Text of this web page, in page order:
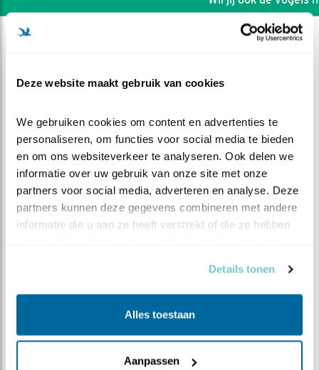
Deze website maakt gebruik van cookies
We gebruiken cookies om content en advertenties te
personaliseren, om functies voor social media te bieden
en om ons websiteverkeer te analyseren. Ook delen we
informatie over uw gebruik van onze site met onze
partners voor social media, adverteren en analyse. Deze
partners kunnen deze gegevens combineren met andere
informatie die u aan ze heeft verstrekt of die ze hebben
Details tonen
Alles toestaan
Aanpassen
Groeien als kool
Astrid | Geplaatst op 11 juli 2017, 15:00 |
Bewaar dit filmpje|
1835x
Het gaat goed met de kleine karekietjes zo te zien want